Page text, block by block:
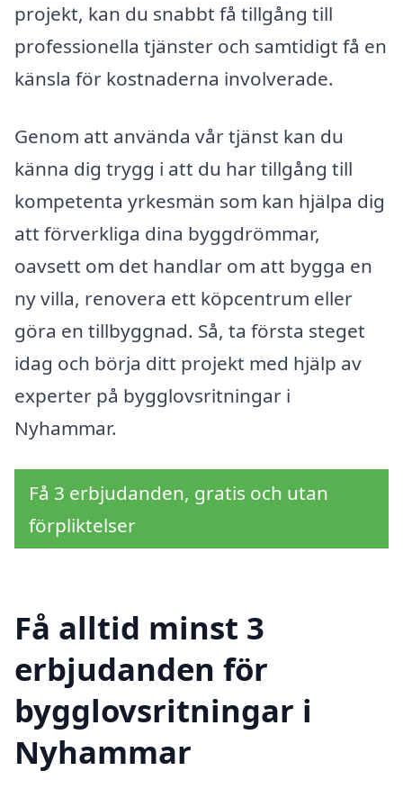
projekt, kan du snabbt få tillgång till
professionella tjänster och samtidigt få en
känsla för kostnaderna involverade.
Genom att använda vår tjänst kan du
känna dig trygg i att du har tillgång till
kompetenta yrkesmän som kan hjälpa dig
att förverkliga dina byggdrömmar,
oavsett om det handlar om att bygga en
ny villa, renovera ett köpcentrum eller
göra en tillbyggnad. Så, ta första steget
idag och börja ditt projekt med hjälp av
experter på bygglovsritningar i
Nyhammar.
Få 3 erbjudanden, gratis och utan
förpliktelser
Få alltid minst 3
erbjudanden för
bygglovsritningar i
Nyhammar